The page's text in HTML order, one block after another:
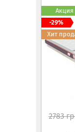
2783
Акция
-29%
Хит